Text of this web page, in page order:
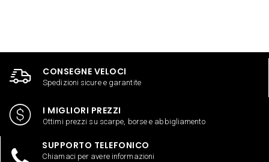
CONSEGNE VELOCI
Spedizioni sicure e garantite
I MIGLIORI PREZZI
Ottimi prezzi su scarpe, borse e abbigliamento
SUPPORTO TELEFONICO
Chiamaci per avere informazioni